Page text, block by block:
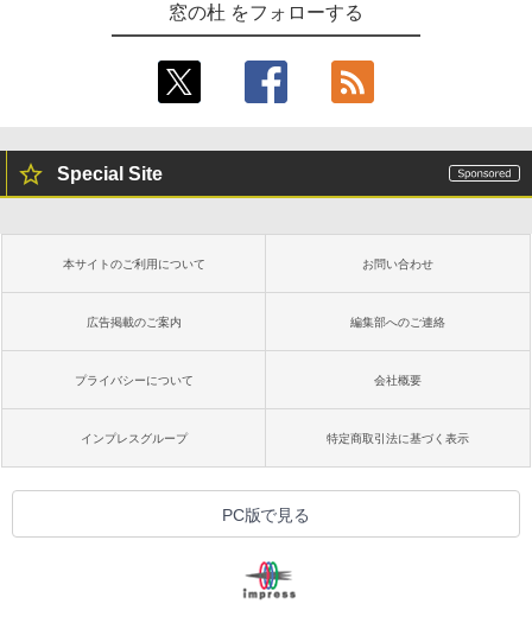
窓の杜 をフォローする
Special Site
本サイトのご利用について お問い合わせ
広告掲載のご案内 編集部へのご連絡
プライバシーについて 会社概要
インプレスグループ 特定商取引法に基づく表示
PC版で見る